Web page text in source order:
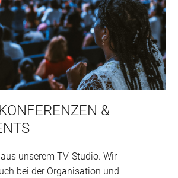
&
unserem TV-Studio. Wir
bei der Organisation und